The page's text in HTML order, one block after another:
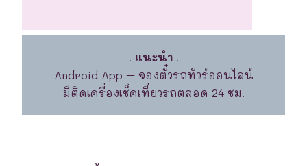
. แนะนำ.
Android App – จองตั๋วรถทัวร์ออนไลน์
มีติดเครื่องเช็คเที่ยวรถตลอด 24 ชม.